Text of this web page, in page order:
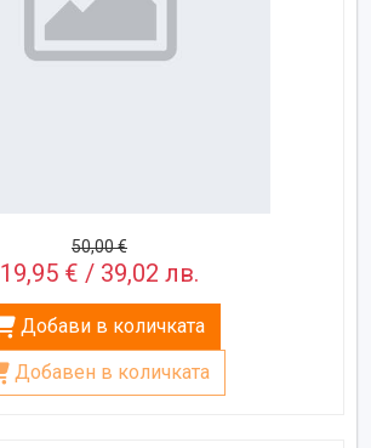
50,00 €
19,95 € / 39,02 лв.
Добави в количката
Добавен в количката